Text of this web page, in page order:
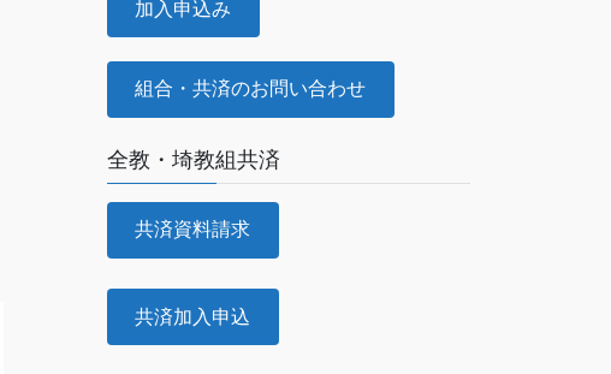
加入申込み
組合・共済のお問い合わせ
全教・埼教組共済
共済資料請求
共済加入申込